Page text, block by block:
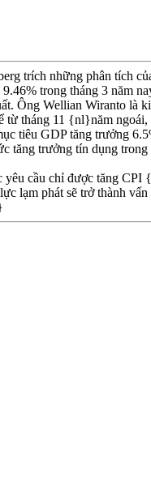
những phân tích
trong tháng 3 năm
Ông Wellian Wiranto là
tháng 11 {nl}năm
tiêu GDP tăng trưởng
trưởng tín dụng
cầu chỉ được tăng
phát sẽ trở thành